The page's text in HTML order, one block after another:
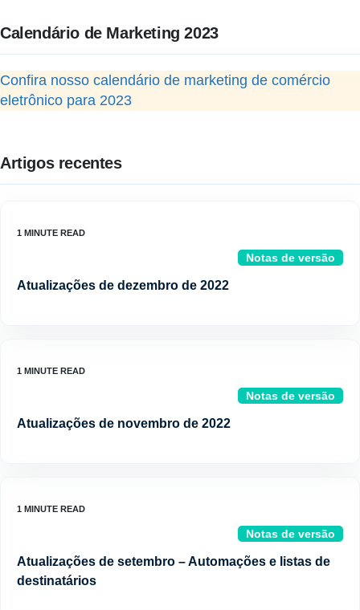
Calendário de Marketing 2023
Confira nosso calendário de marketing de comércio
eletrônico para 2023
Artigos recentes
Notas de versão
Atualizações de dezembro de 2022
Notas de versão
Atualizações de novembro de 2022
Notas de versão
Atualizações de setembro – Automações e listas de
destinatários